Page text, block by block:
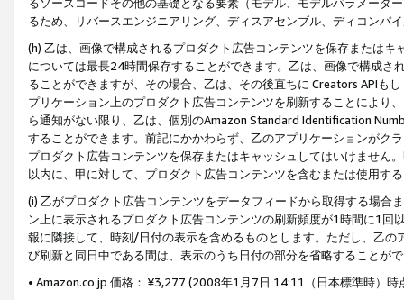
るため、リバースエンジニアリング、ディスアセンブル、ディコンパ
(h) 乙は、画像で構成されるプロダクト広告コンテンツを保存または
については最長24時間保存することができます。乙は、画像で構成
ることができますが、その場合、乙は、その後直ちに Creators APIも
プリケーション上のプロダクト広告コンテンツを刷新することにより
ら通知がない限り、乙は、個別のAmazon Standard Identification
することができます。前記にかかわらず、乙のアプリケーションがク
プロダクト広告コンテンツを保存またはキャッシュしてはいけません
以内に、甲に対して、プロダクト広告コンテンツを含むまたは使用す
(i) 乙がプロダクト広告コンテンツをデータフィードから取得する場合
ン上に表示されるプロダクト広告コンテンツの刷新頻度が1時間に1
報に隣接して、時刻/日付の表示を含めるものとします。ただし、乙
び刷新と同日中である間は、表示のうち日付の部分を省略することが
• Amazon.co.jp 価格： ¥3,277 (2008年1月7日 14:11（日本標準時）